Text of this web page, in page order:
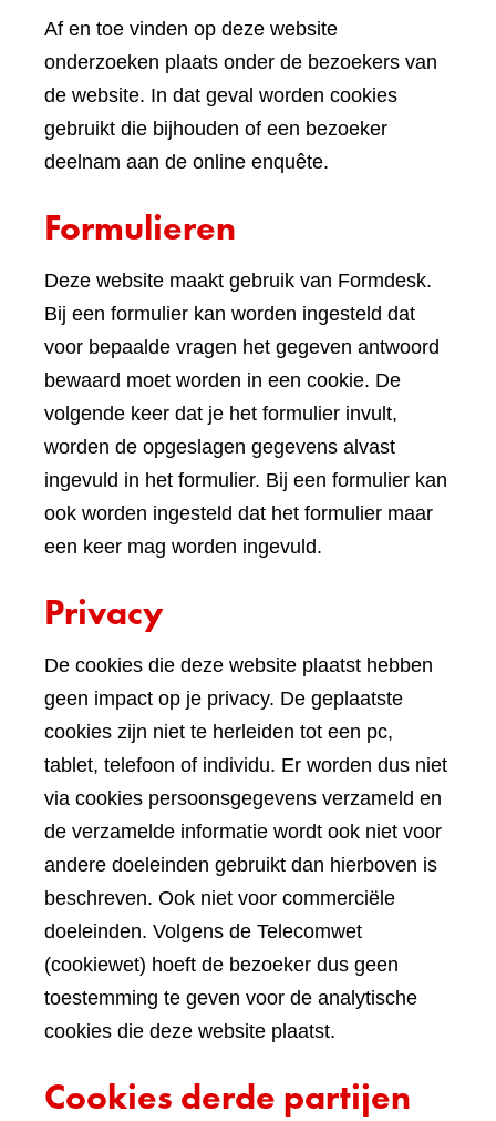
Af en toe vinden op deze website
onderzoeken plaats onder de bezoekers van
de website. In dat geval worden cookies
gebruikt die bijhouden of een bezoeker
deelnam aan de online enquête.
Formulieren
Deze website maakt gebruik van Formdesk.
Bij een formulier kan worden ingesteld dat
voor bepaalde vragen het gegeven antwoord
bewaard moet worden in een cookie. De
volgende keer dat je het formulier invult,
worden de opgeslagen gegevens alvast
ingevuld in het formulier. Bij een formulier kan
ook worden ingesteld dat het formulier maar
een keer mag worden ingevuld.
Privacy
De cookies die deze website plaatst hebben
geen impact op je privacy. De geplaatste
cookies zijn niet te herleiden tot een pc,
tablet, telefoon of individu. Er worden dus niet
via cookies persoonsgegevens verzameld en
de verzamelde informatie wordt ook niet voor
andere doeleinden gebruikt dan hierboven is
beschreven. Ook niet voor commerciële
doeleinden. Volgens de Telecomwet
(cookiewet) hoeft de bezoeker dus geen
toestemming te geven voor de analytische
cookies die deze website plaatst.
Cookies derde partijen